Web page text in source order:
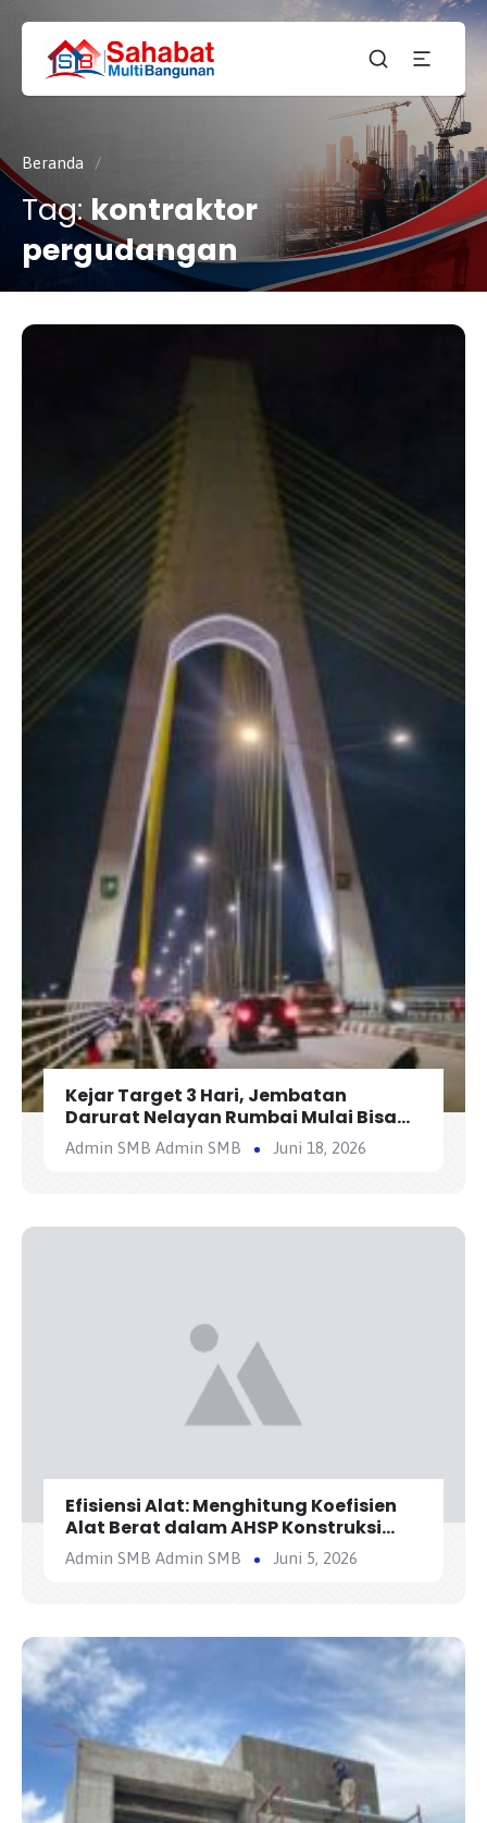
CV.
SAHABAT
MULTI
BANGUNAN
Sahabat
Pembangunan Anda
Beranda /
Tag:kontraktor
pergudangan
Kejar Target 3 Hari, Jembatan
Darurat Nelayan Rumbai Mulai Bisa
Dilewati Kendaraan Besok
Admin SMB Admin SMB Juni 18, 2026
Efisiensi Alat: Menghitung Koefisien
Alat Berat dalam AHSP Konstruksi
Jalan
Admin SMB Admin SMB Juni 5, 2026